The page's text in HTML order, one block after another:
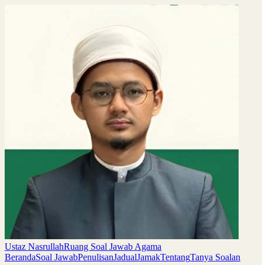
Ustaz NasrullahRuang Soal Jawab Agama
BerandaSoal JawabPenulisanJadualJamakTentangTanya Soalan